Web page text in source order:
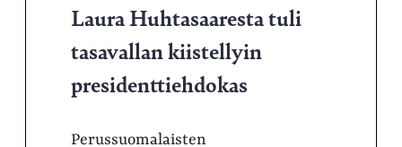
Laura Huhtasaaresta tuli
tasavallan kiistellyin
presidenttiehdokas
Perussuomalaisten